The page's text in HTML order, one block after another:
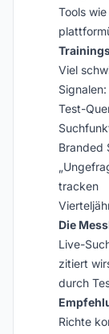
Tools
Viel
Signalen:
Test-
Branded
tracken
Die
Live-
zitiert
durch
Richte